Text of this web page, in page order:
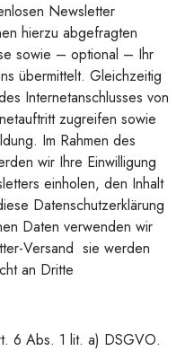
Newsletter
hierzu abgefragten
sowie – optional – Ihr
übermittelt. Gleichzeitig
Internetanschlusses von
zugreifen sowie
Im Rahmen des
wir Ihre Einwilligung
einholen, den Inhalt
Datenschutzerklärung
Daten verwenden wir
Versand  sie werden
an Dritte
6 Abs. 1 lit. a) DSGVO.